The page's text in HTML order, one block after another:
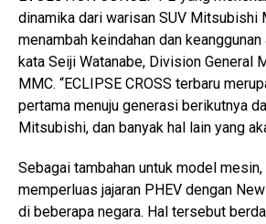
dinamika dari warisan SUV Mitsubishi
menambah keindahan dan keanggunan
kata Seiji Watanabe, Division General
MMC. “ECLIPSE CROSS terbaru
pertama menuju generasi berikutnya
Mitsubishi, dan banyak hal lain yang
Sebagai tambahan untuk model
memperluas jajaran PHEV dengan
di beberapa negara. Hal tersebut